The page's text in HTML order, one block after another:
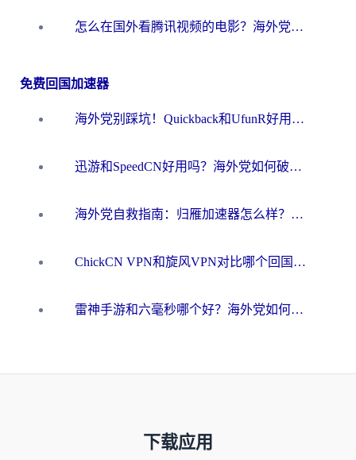
怎么在国外看腾讯视频的电影？海外党亲测有效的回国加速指南
免费回国加速器
海外党别踩坑！Quickback和UfunR好用吗？选对回国加速器才能无缝刷国内资源
迅游和SpeedCN好用吗？海外党如何破解那道看不见的墙
海外党自救指南：归雁加速器怎么样？教你避开坑实现国内资源无缝访问
ChickCN VPN和旋风VPN对比哪个回国效果更好？海外用户的选择困境与出路
雷神手游和六毫秒哪个好？海外党如何真正解锁国内资源
下载应用